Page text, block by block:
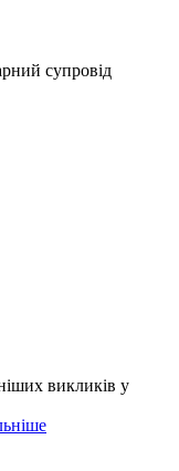
супровід
викликів у